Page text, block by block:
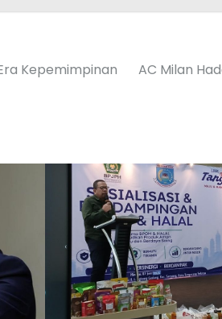
Kepemimpinan
AC Milan